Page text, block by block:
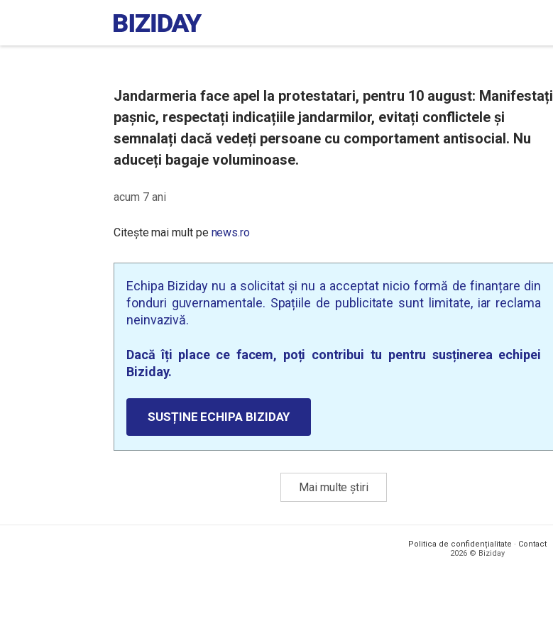
Jandarmeria face apel la protestatari, pentru 10 august: Manifestați
pașnic, respectați indicațiile jandarmilor, evitați conflictele și
semnalați dacă vedeți persoane cu comportament antisocial. Nu
aduceți bagaje voluminoase.
acum 7 ani
Citește mai mult pe news.ro
Echipa Biziday nu a solicitat și nu a acceptat nicio formă de finanțare din
fonduri guvernamentale. Spațiile de publicitate sunt limitate, iar reclama
neinvazivă.
Dacă îți place ce facem, poți contribui tu pentru susținerea echipei
Biziday.
SUSȚINE ECHIPA BIZIDAY
Mai multe știri
Politica de confidențialitate · Contact
2026 © Biziday